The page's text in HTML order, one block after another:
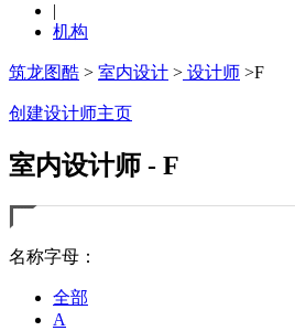
|
机构
筑龙图酷 > 室内设计 > 设计师 >F
创建设计师主页
室内设计师 - F
名称字母：
全部
A